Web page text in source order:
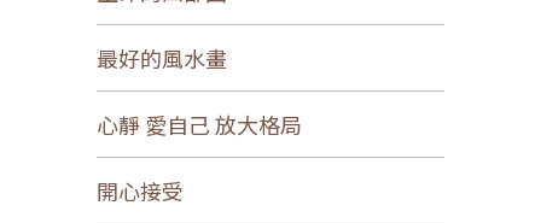
最好的風水畫
心靜 愛自己 放大格局
開心接受